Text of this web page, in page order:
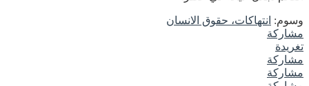
وسوم: انتهاكات، حقوق الانسان
مشاركة
تغريدة
مشاركة
مشاركة